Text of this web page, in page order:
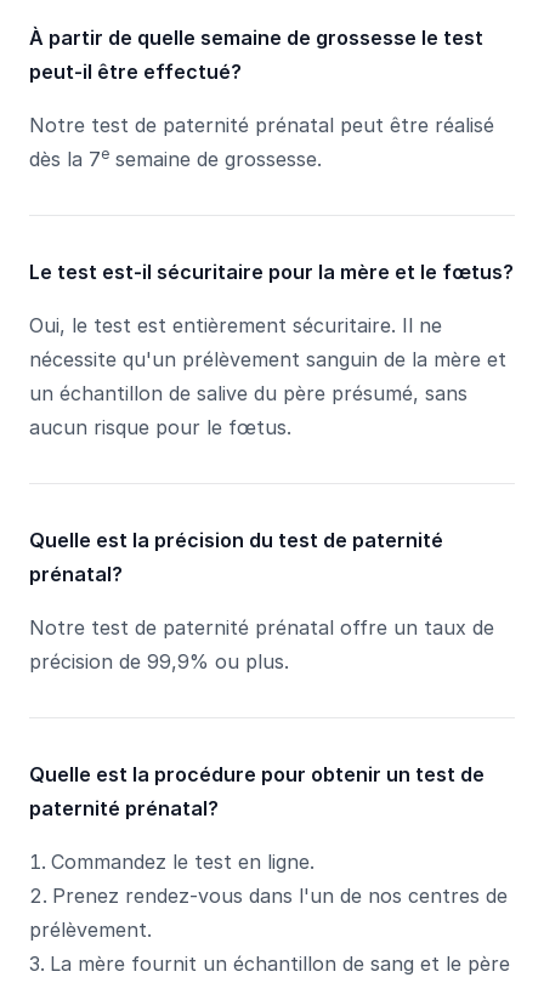
À partir de quelle semaine de grossesse le test
peut-il être effectué?
Notre test de paternité prénatal peut être réalisé
dès la 7e semaine de grossesse.
Le test est-il sécuritaire pour la mère et le fœtus?
Oui, le test est entièrement sécuritaire. Il ne
nécessite qu'un prélèvement sanguin de la mère et
un échantillon de salive du père présumé, sans
aucun risque pour le fœtus.
Quelle est la précision du test de paternité
prénatal?
Notre test de paternité prénatal offre un taux de
précision de 99,9% ou plus.
Quelle est la procédure pour obtenir un test de
paternité prénatal?
Commandez le test en ligne.
Prenez rendez-vous dans l'un de nos centres de
prélèvement.
La mère fournit un échantillon de sang et le père